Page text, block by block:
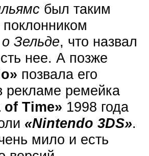
был таким
Зельде, что назвал
нее. А позже
позвала его
рекламе ремейка
of Time» 1998 года
«Nintendo 3DS».
мило и есть